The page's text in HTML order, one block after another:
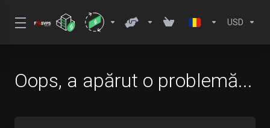
USD
Oops, a apărut o problemă...